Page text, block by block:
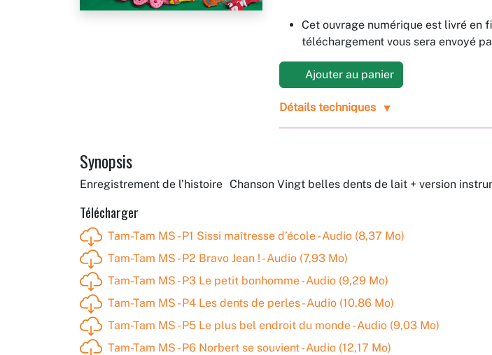
Cet ouvrage numérique est livré en
téléchargement vous sera envoyé
Ajouter au panier
Détails techniques
Synopsis
Enregistrement de l’histoire Chanson Vingt belles dents de lait + version
Télécharger
Tam-Tam MS - P1 Sissi maîtresse d’école - Audio (8,37 Mo)
Tam-Tam MS - P2 Bravo Jean ! - Audio (7,93 Mo)
Tam-Tam MS - P3 Le petit bonhomme - Audio (9,29 Mo)
Tam-Tam MS - P4 Les dents de perles - Audio (10,86 Mo)
Tam-Tam MS - P5 Le plus bel endroit du monde - Audio (9,03 Mo)
Tam-Tam MS - P6 Norbert se souvient - Audio (12,17 Mo)